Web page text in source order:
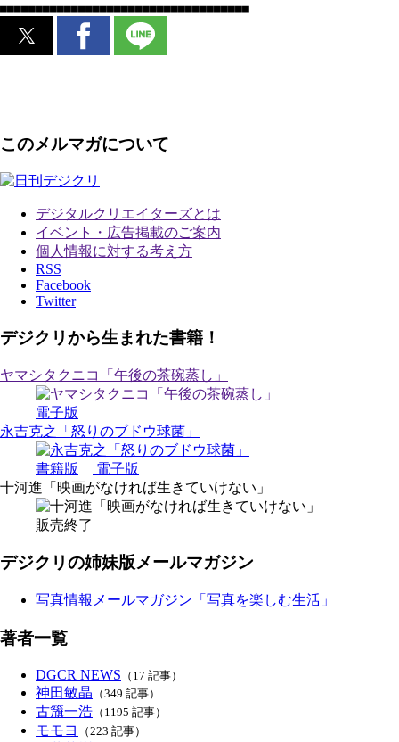
■■■■■■■■■■■■■■■■■■■■■■■■■■■■■■■■■■■
このメルマガについて
デジタルクリエイターズとは
イベント・広告掲載のご案内
個人情報に対する考え方
RSS
Facebook
Twitter
デジクリから生まれた書籍！
ヤマシタクニコ「午後の茶碗蒸し」
電子版
永吉克之「怒りのブドウ球菌」
書籍版
電子版
十河進「映画がなければ生きていけない」
販売終了
デジクリの姉妹版メールマガジン
写真情報メールマガジン「写真を楽しむ生活」
著者一覧
DGCR NEWS （17 記事）
神田敏晶 （349 記事）
古籏一浩 （1195 記事）
モモヨ （223 記事）